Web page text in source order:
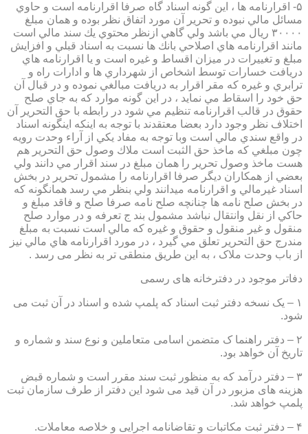
۵- اقرارنامه ها ، اين گونه اسناد گاه صرفا اقرارنامه است و حاوي
مسائل مالي نبوده و تحرير آن مورد اتفاق نظر بوده و همان مبلغ
۳۰۰۰۰ ريال مي باشد ولي گاهي ازنظر محتوي يك سند مالي است
مانند اقرارنامه هاي اصلاحي بانك ها نسبت به اسناد قبلي و افزايش
مبلغ و تغييرات در ميزان اقساط و غيره است و يا اقرارنامه هاي
دريافت خسارات توسط اشخاص از شهرداري ها و ادارات راه و
ترابري و غيره كه مقر اقرار به دريافت مبالغي نموده و در قبال آن
حق خود را اسقاط مي نمايد ، در اين گونه موارد كه به جاي صلح
حقوق در قالب اقرارنامه تنظيم مي شود در رابطه با حق التحرير آن
اختلاف نظر وجود دارد بعضا معتقدند با توجه به اينكه اينگونه اسناد
در واقع سندي مالي است وبا توجه به مفاد يكي از آراء وحدت رويه
چون مبلغي كه ماخذ حق الثبت است ملاك وصول حق التحرير هم
هست ماخذ وصول تحرير را همان مبلغ در سند اقرار مي دانند ولي
بعضي از همكاران ديگر صرفا اقرارنامه را مشمول تحرير در بخش
اسناد غيرمالي و اقرارنامه ميدانند ولي بنظر مي رسد همانگونه كه
در بخش صلح نامه ها چنانچه صلح نامه صرفا صلح و فاقد مبلغ و
حاكي از نقل وانتقال نباشد مشمول بند ج تعرفه و در موارد صلح
منقول و غير منقول و حقوق و غيره كه مالي است نسبت به مبلغ
مندرج حق التحرير تعلق مي گيرد ، در مورد اقرارنامه هاي مالي نيز
از باب وحدت ملاک ، به این طریق منطقی تر به نظر می رسد .
دفاتر موجود در دفترخانه های رسمی
۱ – یک نسخه دفتر ثبت اسناد که پلمپ شده و اسناد در آن ثبت می
شود.
۲ – دفتر راهنما ک متضمن اسامی متعاملین و نوع سند و شماره و
تاریخ آن خواهد بود.
۳ – دفتر درآمد که به منظور ثبت سند مقرر است و شماره قبض
هزینه های مزبور در آن قید می شود این دفتر از طرف سازمان ثبت
پلمپ خواهد شد.
۴ – دفتر ثبت مکاتبات و تقاضانامه اجرایی و خلاصه معاملات.